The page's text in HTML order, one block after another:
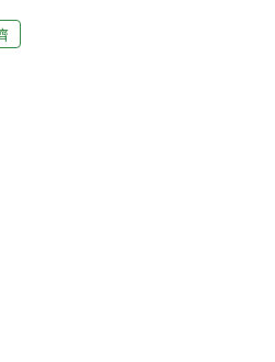
好！」這個
名乳品專業人
與知識條件的
驗，品評能力
的蛋白質受
生「焦味」，是
區民眾比較不